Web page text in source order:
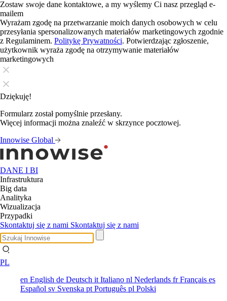
Zostaw swoje dane kontaktowe, a my wyślemy Ci nasz przegląd e-
mailem
Wyrażam zgodę na przetwarzanie moich danych osobowych w celu
przesyłania spersonalizowanych materiałów marketingowych zgodnie
z Regulaminem. Politykę Prywatności. Potwierdzając zgłoszenie,
użytkownik wyraża zgodę na otrzymywanie materiałów
marketingowych
Dziękuję!
Formularz został pomyślnie przesłany.
Więcej informacji można znaleźć w skrzynce pocztowej.
Innowise Global
DANE I BI
Infrastruktura
Big data
Analityka
Wizualizacja
Przypadki
Skontaktuj się z nami Skontaktuj się z nami
PL
en English de Deutsch it Italiano nl Nederlands frFrançais es
Español sv Svenska pt Português pl Polski